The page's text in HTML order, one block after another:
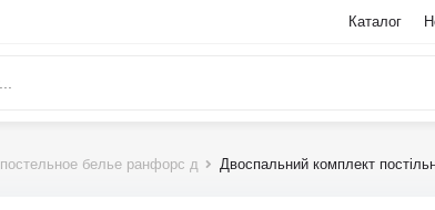
Каталог
постельное белье ранфорс д Двоспальний комплект